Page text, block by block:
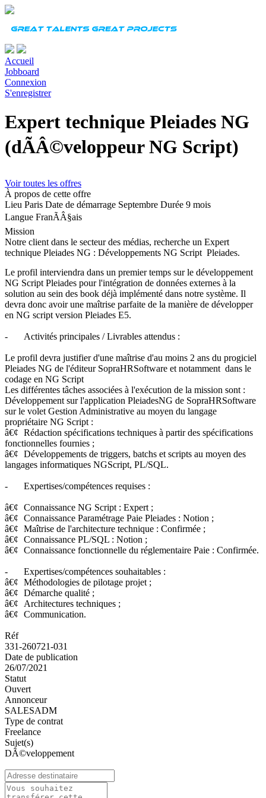
Accueil
Jobboard
Connexion
S'enregistrer
Expert technique Pleiades NG
(dÃÂ©veloppeur NG Script)
Voir toutes les offres
À propos de cette offre
Lieu Paris Date de démarrage Septembre Durée 9 mois
Langue FranÃÂ§ais
Mission
Notre client dans le secteur des médias, recherche un Expert
technique Pleiades NG : Développements NG Script Pleiades.
Le profil interviendra dans un premier temps sur le développement
NG Script Pleiades pour l'intégration de données externes à la
solution au sein des book déjà implémenté dans notre système. Il
devra donc avoir une maîtrise parfaite de la manière de développer
en NG script version Pleiades E5.
- Activités principales / Livrables attendus :
Le profil devra justifier d'une maîtrise d'au moins 2 ans du progiciel
Pleiades NG de l'éditeur SopraHRSoftware et notamment dans le
codage en NG Script
Les différentes tâches associées à l'exécution de la mission sont :
Développement sur l'application PleiadesNG de SopraHRSoftware
sur le volet Gestion Administrative au moyen du langage
propriétaire NG Script :
â€¢ Rédaction spécifications techniques à partir des spécifications
fonctionnelles fournies ;
â€¢ Développements de triggers, batchs et scripts au moyen des
langages informatiques NGScript, PL/SQL.
- Expertises/compétences requises :
â€¢ Connaissance NG Script : Expert ;
â€¢ Connaissance Paramétrage Paie Pleiades : Notion ;
â€¢ Maîtrise de l'architecture technique : Confirmée ;
â€¢ Connaissance PL/SQL : Notion ;
â€¢ Connaissance fonctionnelle du réglementaire Paie : Confirmée.
-
Expertises/compétences souhaitables :
â€¢ Méthodologies de pilotage projet ;
â€¢ Démarche qualité ;
â€¢
Architectures techniques ;
â€¢ Communication.
Réf
331-260721-031
Date de publication
26/07/2021
Statut
Ouvert
Annonceur
SALESADM
Type de contrat
Freelance
Sujet(s)
DÃ©veloppement